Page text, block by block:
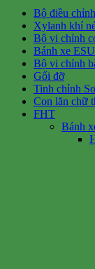
Bộ điều chỉnh
Xylanh khí
Bộ vi chỉnh
Bánh xe
Bộ vi chỉnh
Gối đỡ
Tinh chỉnh
Con lăn chữ
FHT
Bánh